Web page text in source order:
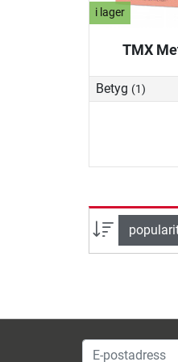
i lager
TMX
Betyg (1)
sortera
E-postadress